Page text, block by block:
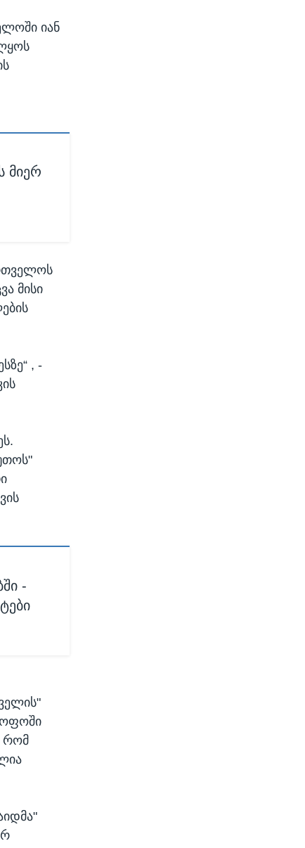
იან
მიერ
მისი
, -
-
რომ